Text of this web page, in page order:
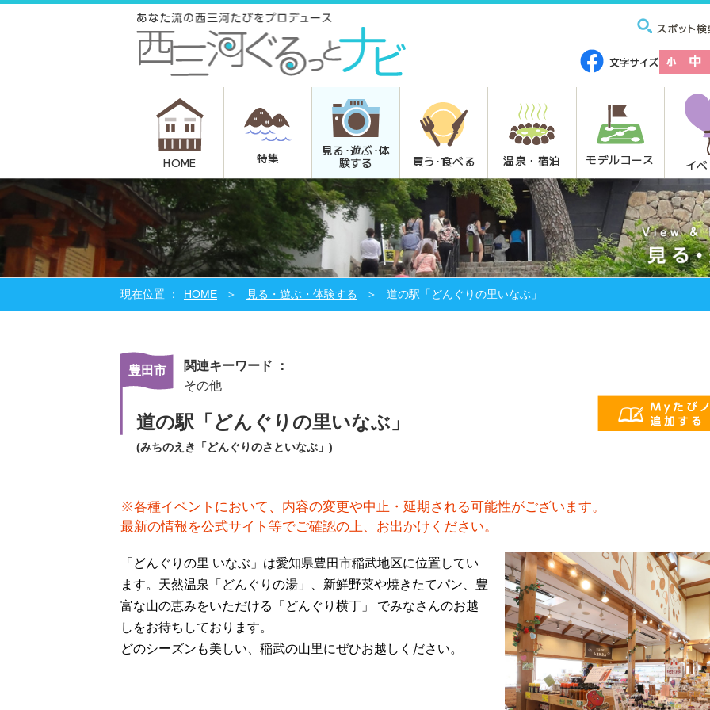
HOME 特集
見る･遊ぶ･体
験する
買う･食べる 温泉・宿泊 モデルコース イ
HOME 見る・遊ぶ・体験する 道の駅「どんぐりの里いなぶ」
豊田市
関連キーワード ：
その他
道の駅「どんぐりの里いなぶ」
(みちのえき「どんぐりのさといなぶ」)
※各種イベントにおいて、内容の変更や中止・延期される可能性がございます。
最新の情報を公式サイト等でご確認の上、お出かけください。
「どんぐりの里 いなぶ」は愛知県豊田市稲武地区に位置してい
ます。天然温泉「どんぐりの湯」、新鮮野菜や焼きたてパン、豊
富な山の恵みをいただける「どんぐり横丁」 でみなさんのお越
しをお待ちしております。
どのシーズンも美しい、稲武の山里にぜひお越しください。